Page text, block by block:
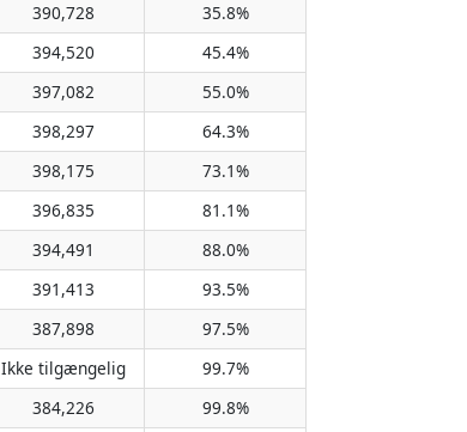
390,728
35.8%
394,520
45.4%
397,082
55.0%
398,297
64.3%
398,175
73.1%
396,835
81.1%
394,491
88.0%
391,413
93.5%
387,898
97.5%
( Ikke tilgængelig )
Ikke tilgængelig
99.7%
384,226
99.8%